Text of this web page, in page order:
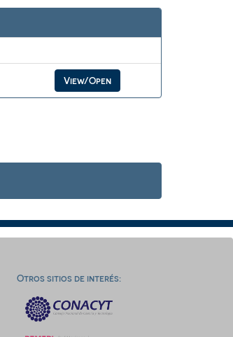
View/Open
Otros sitios de interés: